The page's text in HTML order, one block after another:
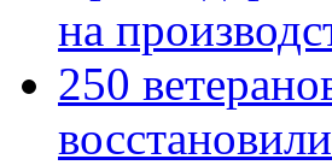
на
250